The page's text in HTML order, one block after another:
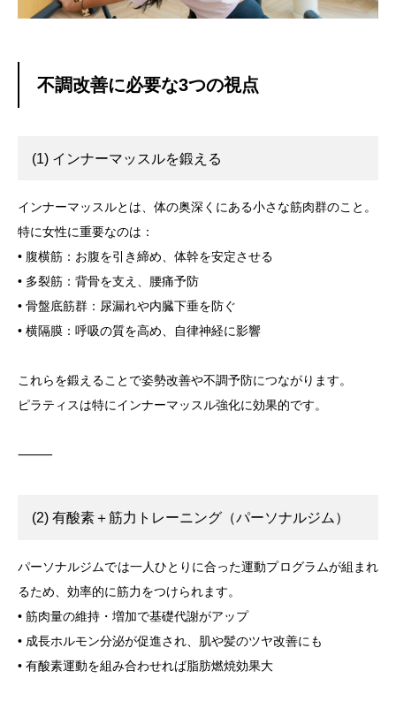
不調改善に必要な3つの視点
(1) インナーマッスルを鍛える
インナーマッスルとは、体の奥深くにある小さな筋肉群のこと。
特に女性に重要なのは：
• 腹横筋：お腹を引き締め、体幹を安定させる
• 多裂筋：背骨を支え、腰痛予防
• 骨盤底筋群：尿漏れや内臓下垂を防ぐ
• 横隔膜：呼吸の質を高め、自律神経に影響
これらを鍛えることで姿勢改善や不調予防につながります。
ピラティスは特にインナーマッスル強化に効果的です。
⸻
(2) 有酸素＋筋力トレーニング（パーソナルジム）
パーソナルジムでは一人ひとりに合った運動プログラムが組まれ
るため、効率的に筋力をつけられます。
• 筋肉量の維持・増加で基礎代謝がアップ
• 成長ホルモン分泌が促進され、肌や髪のツヤ改善にも
• 有酸素運動を組み合わせれば脂肪燃焼効果大